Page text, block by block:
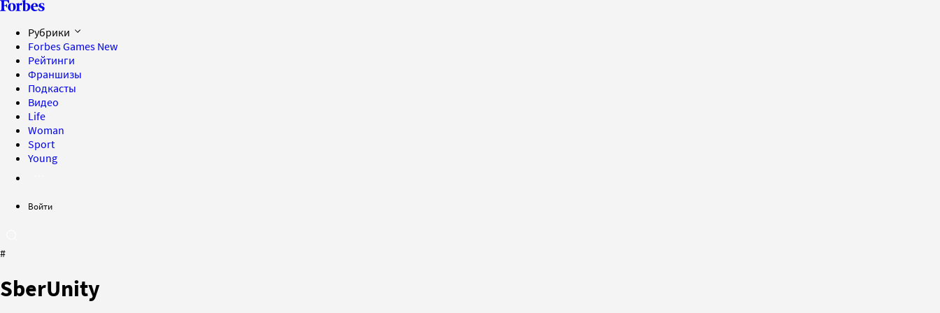
Рубрики
Forbes Games New
Рейтинги
Франшизы
Подкасты
Видео
Life
Woman
Sport
Young
Войти
#
SberUnity